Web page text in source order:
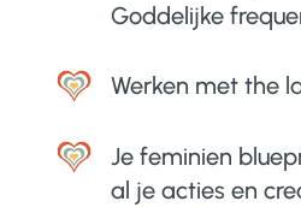
Goddelijke
Werken met the
Je feminien
al je acties en